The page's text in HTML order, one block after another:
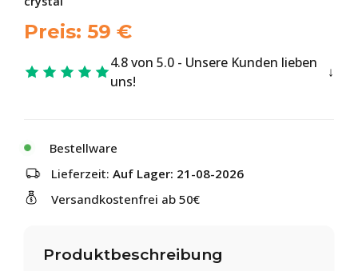
Preis: 59 €
4.8 von 5.0 - Unsere Kunden lieben
uns!
Bestellware
Lieferzeit: Auf Lager: 21-08-2026
Versandkostenfrei ab 50€
Produktbeschreibung